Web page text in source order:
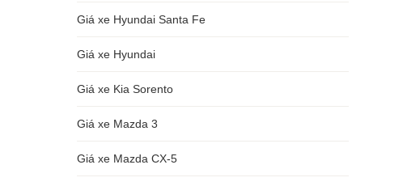
Giá xe Hyundai Santa Fe
Giá xe Hyundai
Giá xe Kia Sorento
Giá xe Mazda 3
Giá xe Mazda CX-5